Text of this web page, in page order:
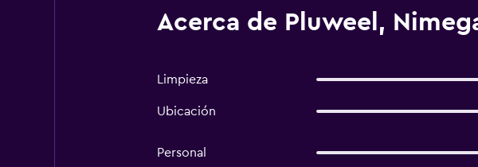
Acerca de Pluweel,
Limpieza
Ubicación
Personal